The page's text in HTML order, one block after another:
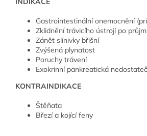
Gastrointestinální onemocnění
Zklidnění trávicího ústrojí po
Zánět slinivky břišní
Zvýšená plynatost
Poruchy trávení
Exokrinní pankreatická
KONTRAINDIKACE
Štěňata
Březí a kojící feny